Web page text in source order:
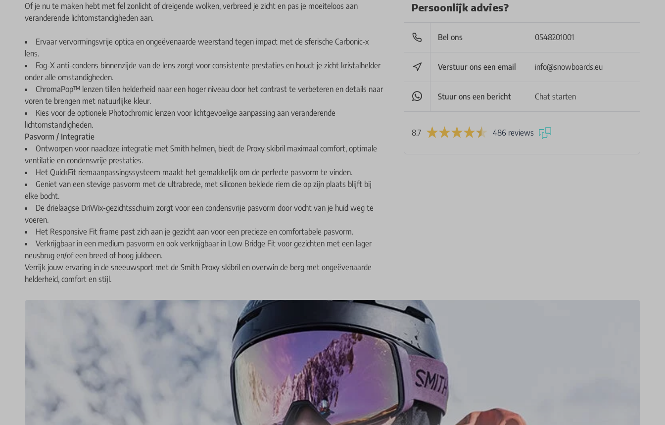
Of je nu te maken hebt met fel zonlicht of dreigende wolken, verbreed je zicht en pas je moeiteloos aan
veranderende lichtomstandigheden aan.
Ervaar vervormingsvrije optica en ongeëvenaarde weerstand tegen impact met de sferische Carbonic-x
lens.
Fog-X anti-condens binnenzijde van de lens zorgt voor consistente prestaties en houdt je zicht kristalhelder
onder alle omstandigheden.
ChromaPop™ lenzen tillen helderheid naar een hoger niveau door het contrast te verbeteren en details naar
voren te brengen met natuurlijke kleur.
Kies voor de optionele Photochromic lenzen voor lichtgevoelige aanpassing aan veranderende
lichtomstandigheden.
Pasvorm / Integratie
Ontworpen voor naadloze integratie met Smith helmen, biedt de Proxy skibril maximaal comfort, optimale
ventilatie en condensvrije prestaties.
Het QuickFit riemaanpassingssysteem maakt het gemakkelijk om de perfecte pasvorm te vinden.
Geniet van een stevige pasvorm met de ultrabrede, met siliconen beklede riem die op zijn plaats blijft bij
elke bocht.
De drielaagse DriWix-gezichtsschuim zorgt voor een condensvrije pasvorm door vocht van je huid weg te
voeren.
Het Responsive Fit frame past zich aan je gezicht aan voor een precieze en comfortabele pasvorm.
Verkrijgbaar in een medium pasvorm en ook verkrijgbaar in Low Bridge Fit voor gezichten met een lager
neusbrug en/of een breed of hoog jukbeen.
Verrijk jouw ervaring in de sneeuwsport met de Smith Proxy skibril en overwin de berg met ongeëvenaarde
helderheid, comfort en stijl.
Persoonlijk advies?
Bel ons 0548201001
Verstuur ons een email info@snowboards.eu
Stuur ons een bericht Chat starten
8.7 486 reviews